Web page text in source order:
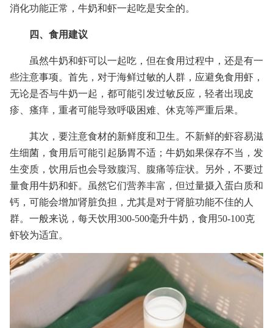
消化功能正常，牛奶和虾一起吃是安全的。
四、食用建议
虽然牛奶和虾可以一起吃，但在食用过程中，还是有一
些注意事项。首先，对于海鲜过敏的人群，应避免食用虾，
无论是否与牛奶一起，都可能引发过敏反应，轻者出现皮
疹、瘙痒，重者可能导致呼吸困难、休克等严重后果。
其次，要注意食材的新鲜度和卫生。不新鲜的虾容易滋
生细菌，食用后可能引起肠胃不适；牛奶如果保存不当，发
生变质，饮用后也会导致腹泻、腹痛等症状。另外，不要过
量食用牛奶和虾。虽然它们营养丰富，但过量摄入蛋白质和
钙，可能会增加肾脏负担，尤其是对于肾脏功能不佳的人
群。一般来说，每天饮用300-500毫升牛奶，食用50-100克
虾较为适宜。